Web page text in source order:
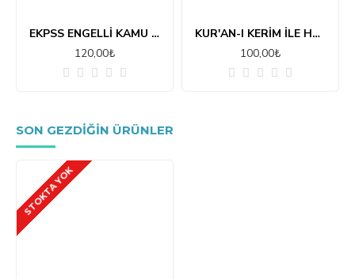
EKPSS ENGELLİ KAMU PERSONELİ SEÇME SINAVI GENEL YETENEK
120,00₺
KUR'AN-I KERİM İLE HZ RESULULLAH'IN LİSANLARINDAN MUHTELİF SURELER VE DUALAR
100,00₺
SON GEZDIĞIN ÜRÜNLER
STOKTA YOK